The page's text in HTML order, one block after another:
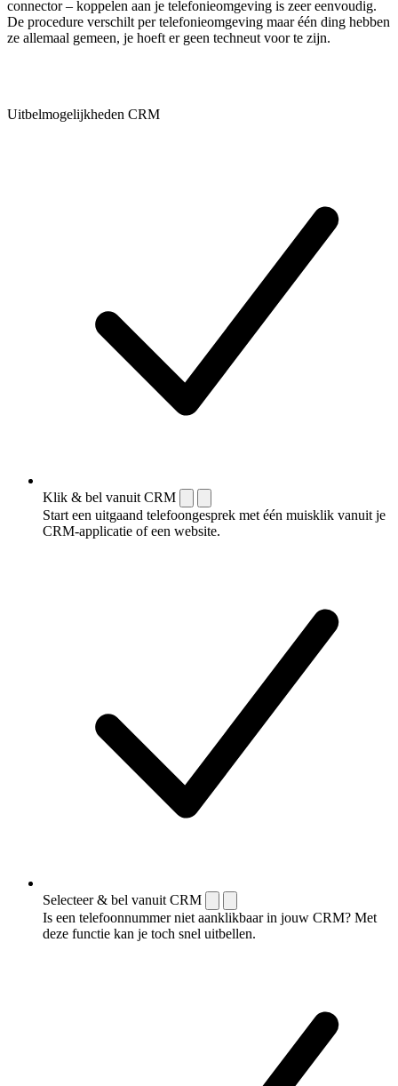
connector – koppelen aan je telefonieomgeving is zeer eenvoudig.
De procedure verschilt per telefonieomgeving maar één ding hebben
ze allemaal gemeen, je hoeft er geen techneut voor te zijn.
Uitbelmogelijkheden CRM
Klik & bel vanuit CRM
Start een uitgaand telefoongesprek met één muisklik vanuit je
CRM-applicatie of een website.
Selecteer & bel vanuit CRM
Is een telefoonnummer niet aanklikbaar in jouw CRM? Met
deze functie kan je toch snel uitbellen.